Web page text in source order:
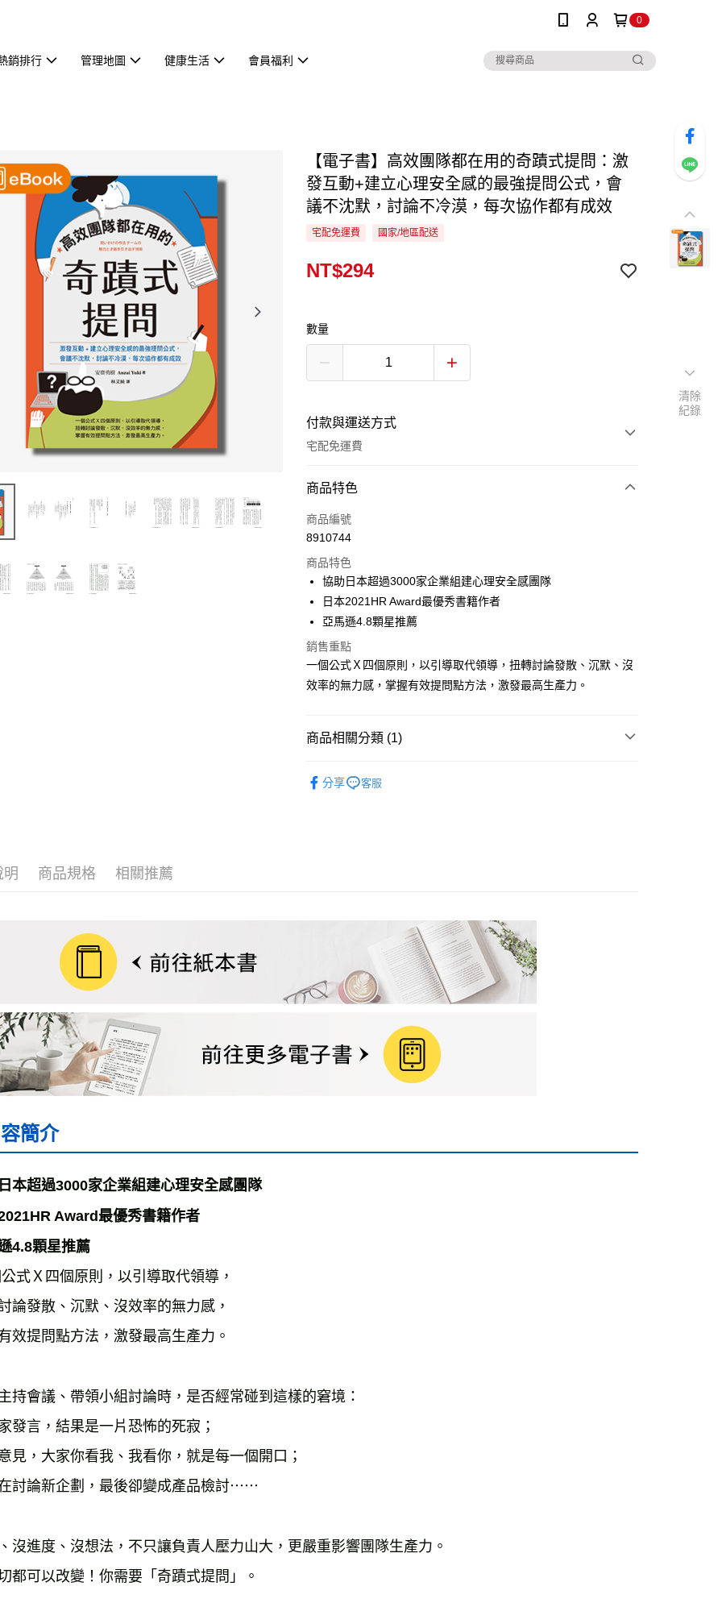
0
銷排行 管理地圖 健康生活 會員福利
【電子書】高效團隊都在用的奇蹟式提問：激
發互動+建立心理安全感的最強提問公式，會
議不沈默，討論不冷漠，每次協作都有成效
宅配免運費 國家/地區配送
NT$294
數量
付款與運送方式
宅配免運費
付款方式
信用卡一次付款
Apple Pay
街口支付
ATM付款
宅配
每筆NT$200，滿NT$99,999(含以上)免運費
雜誌海外運費
商品特色
商品編號
8910744
商品特色
協助日本超過3000家企業組建心理安全感團隊
日本2021HR Award最優秀書籍作者
亞馬遜4.8顆星推薦
銷售重點
一個公式Ｘ四個原則，以引導取代領導，扭轉討論發散、沉默、沒
效率的無力感，掌握有效提問點方法，激發最高生產力。
商品相關分類 (1)
分享
客服
明 商品規格 相關推薦
簡介
本超過3000家企業組建心理安全感團隊
Award最優秀書籍作者
4.8顆星推薦
式Ｘ四個原則，以引導取代領導，
論發散、沉默、沒效率的無力感，
效提問點方法，激發最高生產力。
持會議、帶領小組討論時，是否經常碰到這樣的窘境：
發言，結果是一片恐怖的死寂；
見，大家你看我、我看你，就是每一個開口；
討論新企劃，最後卻變成產品檢討⋯⋯
沒進度、沒想法，不只讓負責人壓力山大，更嚴重影響團隊生產力。
都可以改變！你需要「奇蹟式提問」。
清除
紀錄